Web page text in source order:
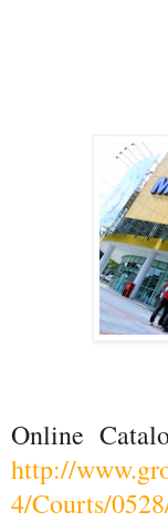
Online
http://
4/Courts/